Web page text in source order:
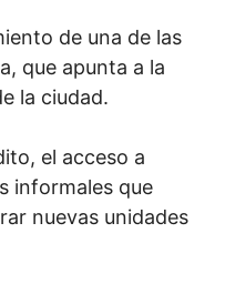
de una de las
que apunta a la
la ciudad.
el acceso a
informales que
nuevas unidades